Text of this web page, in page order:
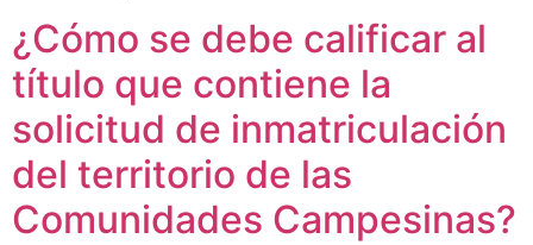
¿Cómo se debe calificar al
título que contiene la
solicitud de inmatriculación
del territorio de las
Comunidades Campesinas?